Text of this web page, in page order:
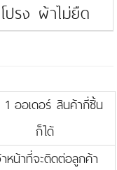
ปรง ผ้าไม่ยืด
ออเดอร์ สินค้ากี่ชิ้น
ก็ได้
าหน้าที่จะติดต่อลูกค้า